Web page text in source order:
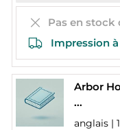
Pas en stock
Impression à
Arbor
...
anglais |